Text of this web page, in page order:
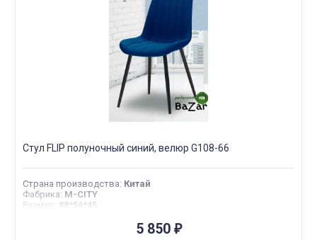
Стул FLIP полуночный синий, велюр G108-66
Страна производства: Китай
Фабрика: M-CITY
Размер : 88*56*45
5 850 ₽